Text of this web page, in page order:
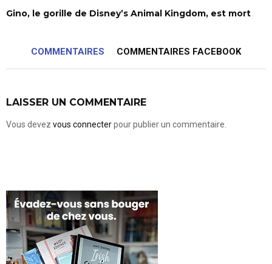
Gino, le gorille de Disney’s Animal Kingdom, est mort
COMMENTAIRES COMMENTAIRES FACEBOOK
LAISSER UN COMMENTAIRE
Vous devez vous connecterpour publier un commentaire.